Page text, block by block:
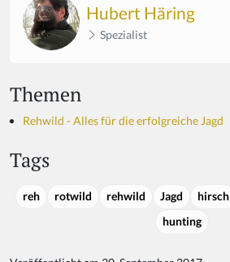
Hubert Häring
Spezialist
Themen
Rehwild - Alles für die erfolgreiche Jagd
Tags
reh rotwild rehwild Jagd hirsch
hunting